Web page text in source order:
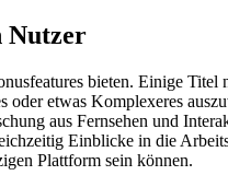
Nutzer
bieten. Einige Titel
etwas Komplexeres
aus Fernsehen und
Einblicke in die
Plattform sein können.